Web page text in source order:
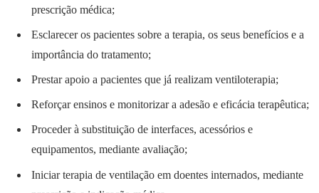
prescrição médica;
Esclarecer os pacientes sobre a terapia, os seus benefícios e a
importância do tratamento;
Prestar apoio a pacientes que já realizam ventiloterapia;
Reforçar ensinos e monitorizar a adesão e eficácia terapêutica;
Proceder à substituição de interfaces, acessórios e
equipamentos, mediante avaliação;
Iniciar terapia de ventilação em doentes internados, mediante